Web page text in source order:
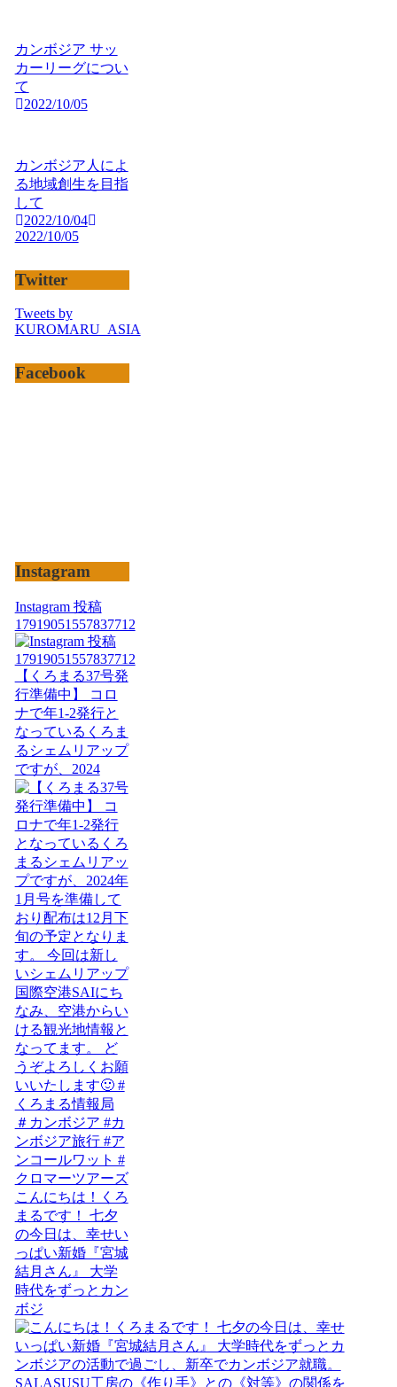
カンボジア サッ
カーリーグについ
て
2022/10/05
カンボジア人によ
る地域創生を目指
して
2022/10/04
2022/10/05
Twitter
Tweets by
KUROMARU_ASIA
Facebook
Instagram
Instagram 投稿
17919051557837712
【くろまる37号発
行準備中】 コロ
ナで年1-2発行と
なっているくろま
るシェムリアップ
ですが、2024
こんにちは！くろ
まるです！ 七夕
の今日は、幸せい
っぱい新婚『宮城
結月さん』 大学
時代をずっとカン
ボジ